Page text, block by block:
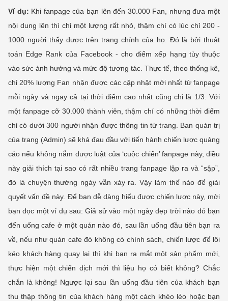
Ví dụ: Khi fanpage của bạn lên đến 30.000 Fan, nhưng đưa một
nội dung lên thì chỉ một lượng rất nhỏ, thậm chí có lúc chỉ 200 -
1000 người thấy được trên trang chính của họ. Đó là bởi thuật
toán Edge Rank của Facebook - cho điểm xếp hạng tùy thuộc
vào sức ảnh hưởng và mức độ tương tác. Thực tế, theo thống kê,
chỉ 20% lượng Fan nhận được các cập nhật mới nhất từ fanpage
mỗi ngày và ngay cả tại thời điểm cao nhất cũng chỉ là 1/3. Với
một fanpage cỡ 30.000 thành viên, thậm chí có những thời điểm
chỉ có dưới 300 người nhận được thông tin từ trang. Ban quản trị
của trang (Admin) sẽ khá đau đầu với tiến hành chiến lược quảng
cáo nếu không nắm được luật của ‘cuộc chiến’ fanpage này, điều
này giải thích tại sao có rất nhiều trang fanpage lập ra và “sập”,
đó là chuyện thường ngày vẫn xảy ra. Vậy làm thế nào để giải
quyết vấn đề này. Để bạn dễ dàng hiểu được chiến lược này, mời
bạn đọc một ví dụ sau: Giả sử vào một ngày đẹp trời nào đó bạn
đến uống cafe ở một quán nào đó, sau lần uống đầu tiên bạn ra
về, nếu như quán cafe đó không có chính sách, chiến lược để lôi
kéo khách hàng quay lại thì khi bạn ra mắt một sản phẩm mới,
thực hiện một chiến dịch mới thì liệu họ có biết không? Chắc
chắn là không! Ngược lại sau lần uống đầu tiên của khách bạn
thu thập thông tin của khách hàng một cách khéo léo hoặc bạn